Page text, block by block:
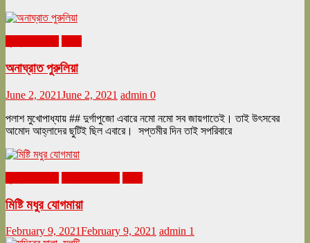
অনাঘ্রাত পুরুলিয়া
June 2, 2021June 2, 2021 admin 0
পলাশ মুখোপাধ্যায় ## দুর্গাপুজো এবারে নমো নমো সব জায়গাতেই। তাই উৎসবের
আমোদ আহ্লাদের ছুটিই ছিল এবারে। সপ্তমীর দিন তাই সপরিবারে
মিষ্টি মধুর যোগমায়া
February 9, 2021February 9, 2021 admin 1